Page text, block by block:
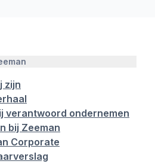
zijn
verantwoord ondernemen
bij Zeeman
Corporate